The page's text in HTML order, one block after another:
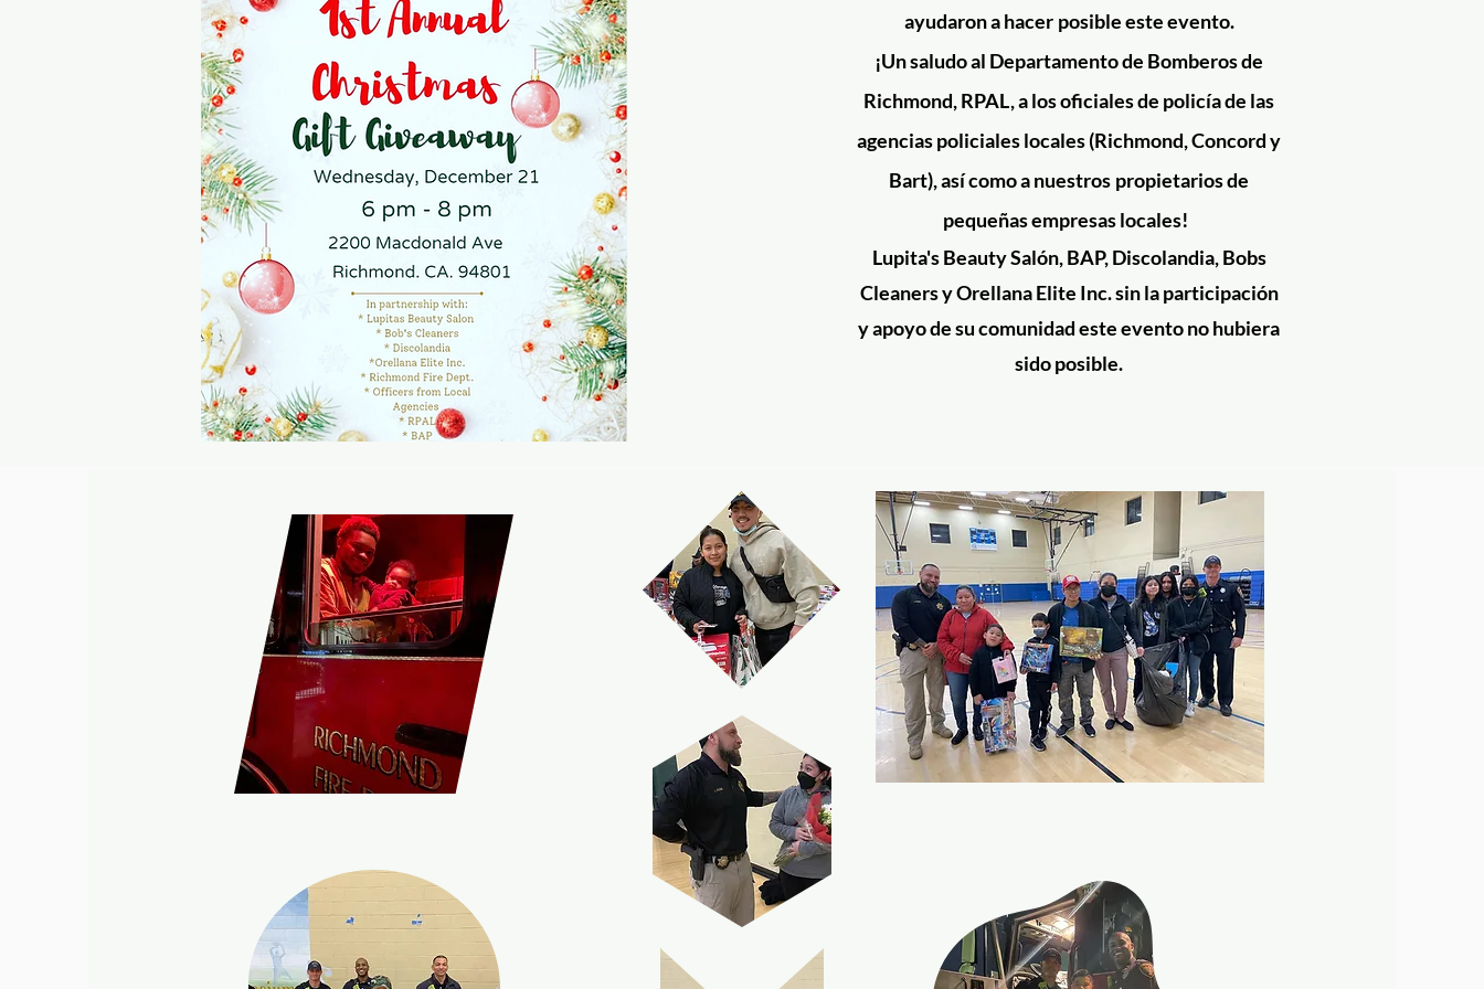
ayudaron a hacer posible este evento.
¡Un saludo al Departamento de Bomberos de
Richmond, RPAL, a los oficiales de policía de las
agencias policiales locales (Richmond, Concord y
Bart), así como a nuestros propietarios de
pequeñas empresas locales!
Lupita's Beauty Salón, BAP, Discolandia, Bobs
Cleaners y Orellana Elite Inc. sin la participación
y apoyo de su comunidad este evento no hubiera
sido posible.